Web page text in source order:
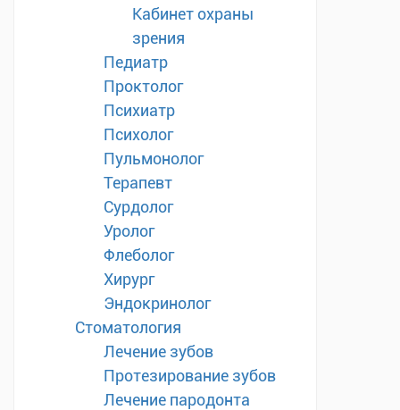
Кабинет охраны
зрения
Педиатр
Проктолог
Психиатр
Психолог
Пульмонолог
Терапевт
Сурдолог
Уролог
Флеболог
Хирург
Эндокринолог
Стоматология
Лечение зубов
Протезирование зубов
Лечение пародонта